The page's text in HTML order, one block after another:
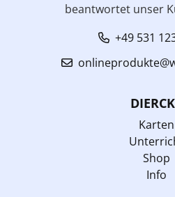
beantwortet unser
+49 531
Karten
Shop
Info